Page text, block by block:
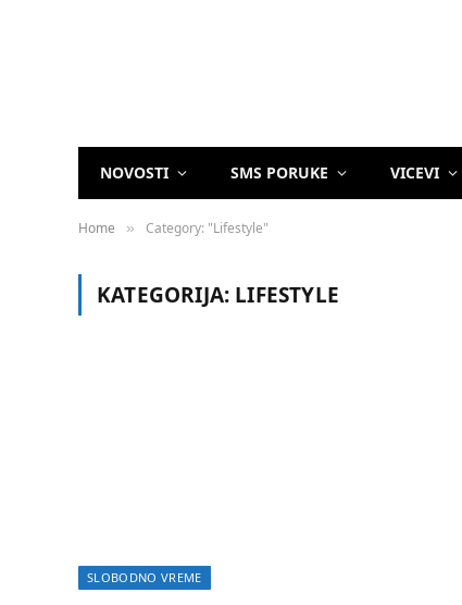
NOVOSTI SMS PORUKE VICEVI
Home » Category: "Lifestyle"
KATEGORIJA: LIFESTYLE
SLOBODNO VREME